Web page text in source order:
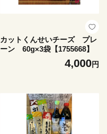
カットくんせいチーズ プレ
ーン 60g×3袋【1755668】
4,000円